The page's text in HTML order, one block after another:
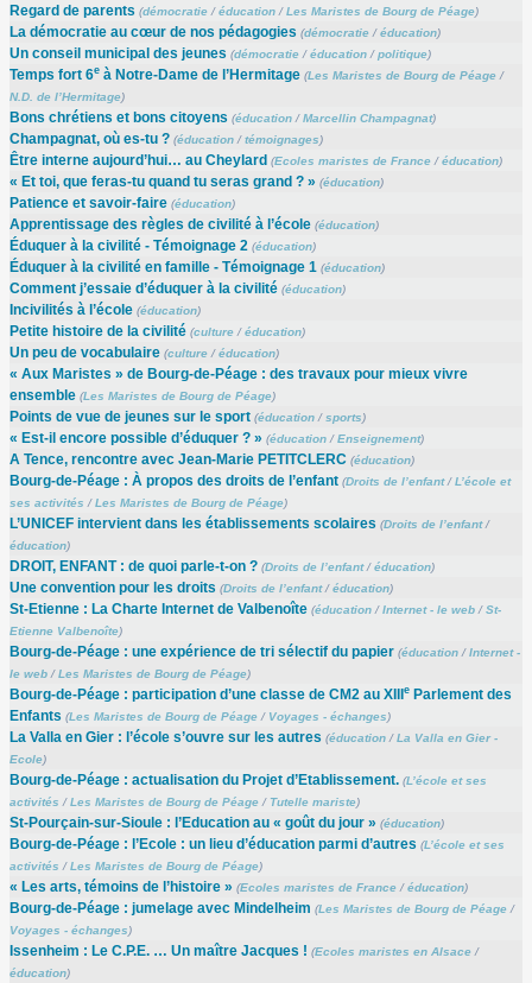
Regard de parents (démocratie/éducation/Les Maristes de Bourg de Péage)
La démocratie au cœur de nos pédagogies (démocratie/éducation)
Un conseil municipal des jeunes (démocratie/éducation/politique)
Temps fort 6eà Notre-Dame de l’Hermitage (Les Maristes de Bourg de Péage/
N.D. de l’Hermitage)
Bons chrétiens et bons citoyens (éducation/Marcellin Champagnat)
Champagnat, où es-tu ? (éducation/témoignages)
Être interne aujourd’hui… au Cheylard (Ecoles maristes de France/éducation)
« Et toi, que feras-tu quand tu seras grand ? » (éducation)
Patience et savoir-faire (éducation)
Apprentissage des règles de civilité à l’école (éducation)
Éduquer à la civilité - Témoignage 2 (éducation)
Éduquer à la civilité en famille - Témoignage 1 (éducation)
Comment j’essaie d’éduquer à la civilité (éducation)
Incivilités à l’école (éducation)
Petite histoire de la civilité (culture/éducation)
Un peu de vocabulaire (culture/éducation)
« Aux Maristes » de Bourg-de-Péage : des travaux pour mieux vivre
ensemble (Les Maristes de Bourg de Péage)
Points de vue de jeunes sur le sport (éducation/ sports)
« Est-il encore possible d’éduquer ? » (éducation/Enseignement)
A Tence, rencontre avec Jean-Marie PETITCLERC (éducation)
Bourg-de-Péage : À propos des droits de l’enfant (Droits de l’enfant/L’école et
ses activités /Les Maristes de Bourg de Péage)
L’UNICEF intervient dans les établissements scolaires (Droits de l’enfant/
éducation)
DROIT, ENFANT : de quoi parle-t-on ? (Droits de l’enfant/éducation)
Une convention pour les droits (Droits de l’enfant/éducation)
St-Etienne : La Charte Internet de Valbenoîte (éducation/Internet - le web/St-
Etienne Valbenoîte)
Bourg-de-Péage : une expérience de tri sélectif du papier (éducation/Internet -
le web/Les Maristes de Bourg de Péage)
Bourg-de-Péage : participation d’une classe de CM2 au XIII eParlement des
Enfants (Les Maristes de Bourg de Péage/ Voyages - échanges)
La Valla en Gier : l’école s’ouvre sur les autres (éducation/La Valla en Gier -
Ecole)
Bourg-de-Péage : actualisation du Projet d’Etablissement. (L’école et ses
activités /Les Maristes de Bourg de Péage/ Tutelle mariste)
St-Pourçain-sur-Sioule : l’Education au « goût du jour » (éducation)
Bourg-de-Péage : l’Ecole : un lieu d’éducation parmi d’autres (L’école et ses
activités /Les Maristes de Bourg de Péage)
« Les arts, témoins de l’histoire » (Ecoles maristes de France/éducation)
Bourg-de-Péage : jumelage avec Mindelheim (Les Maristes de Bourg de Péage/
Voyages - échanges)
Issenheim : Le C.P.E. … Un maître Jacques ! (Ecoles maristes en Alsace/
éducation)